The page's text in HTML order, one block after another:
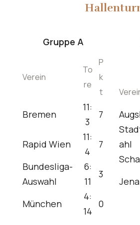
Gruppe A
Verein
To
re
P
k
t
Bremen
11:
3
7
Rapid Wien
11:
4
7
Bundesliga-
Auswahl
6:
11
3
München
4:
14
0
ahl
Jena